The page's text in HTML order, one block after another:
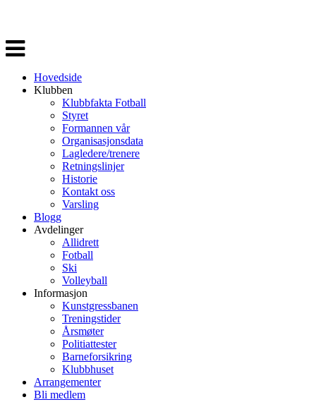
Veksle
navigasjon
Hovedside
Klubben
Klubbfakta Fotball
Styret
Formannen vår
Organisasjonsdata
Lagledere/trenere
Retningslinjer
Historie
Kontakt oss
Varsling
Blogg
Avdelinger
Allidrett
Fotball
Ski
Volleyball
Informasjon
Kunstgressbanen
Treningstider
Årsmøter
Politiattester
Barneforsikring
Klubbhuset
Arrangementer
Bli medlem